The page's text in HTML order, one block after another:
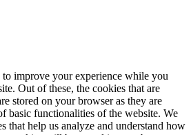
to improve your experience while you
Out of these, the cookies that are
stored on your browser as they are
basic functionalities of the website. We
that help us analyze and understand how